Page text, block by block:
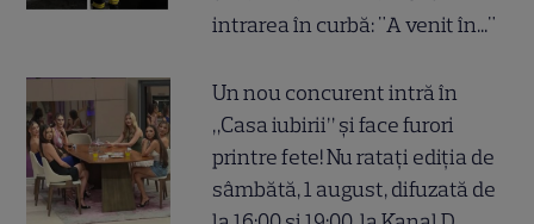
intrarea în curbă: "A venit în..."
Un nou concurent intră în
„Casa iubirii” și face furori
printre fete! Nu ratați ediția de
sâmbătă, 1 august, difuzată de